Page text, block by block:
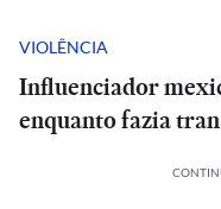
VIOLÊNCIA
Influenciador
enquanto fazia